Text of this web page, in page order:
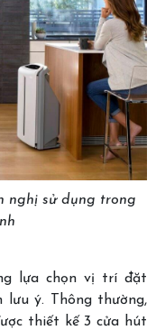
nghị sử dụng trong
lựa chọn vị trí đặt
lưu ý. Thông thường,
thiết kế 3 cửa hút